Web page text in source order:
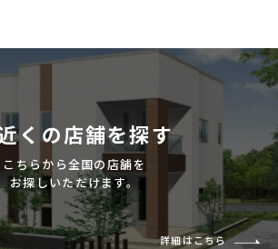
くの店舗を探す
こちらから全国の店舗を
お探しいただけます。
詳細はこちら